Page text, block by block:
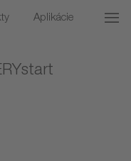
Aplikácie